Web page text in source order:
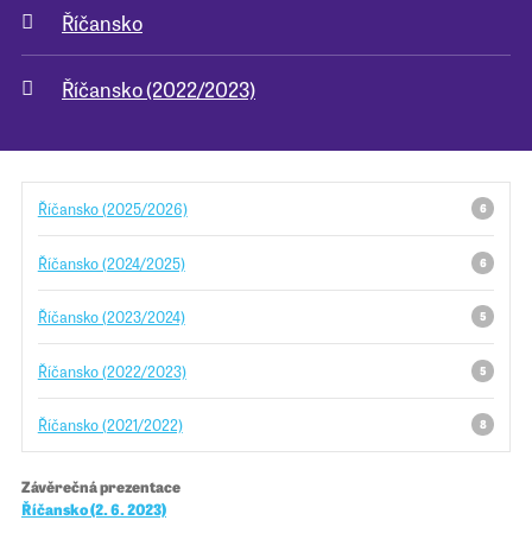
O projektu
Pro města
Příběhy našich sousedů
Říčansko
Říčansko (2022/2023)
Říčansko (2025/2026) 6
Říčansko (2024/2025) 6
Říčansko (2023/2024) 5
Říčansko (2022/2023) 5
Říčansko (2021/2022) 8
Závěrečná prezentace
Říčansko (2. 6. 2023)